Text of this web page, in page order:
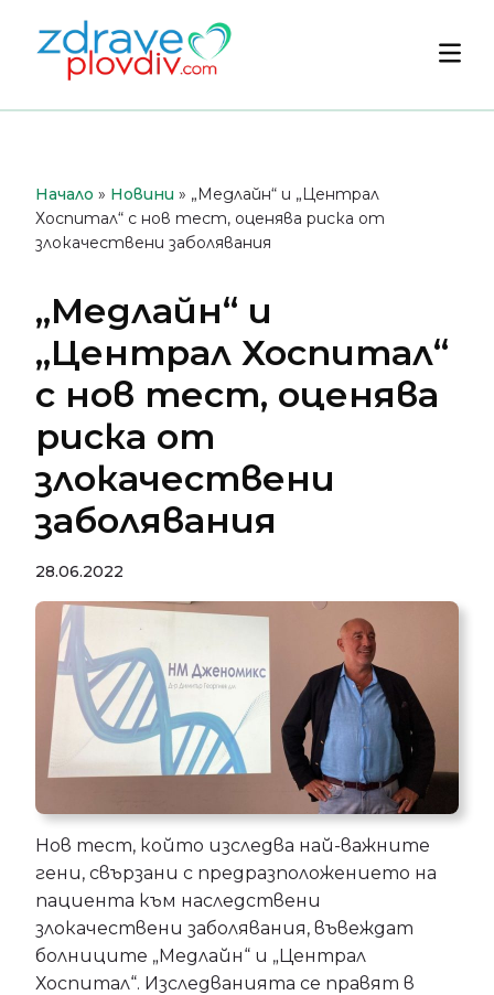
съдържанието
Начало » Новини » „Медлайн“ и „Централ
Хоспитал“ с нов тест, оценява риска от
злокачествени заболявания
„Медлайн“ и
„Централ Хоспитал“
с нов тест, оценява
риска от
злокачествени
заболявания
28.06.2022
Нов тест, който изследва най-важните
гени, свързани с предразположението на
пациента към наследствени
злокачествени заболявания, въвеждат
болниците „Медлайн“ и „Централ
Хоспитал“. Изследванията се правят в